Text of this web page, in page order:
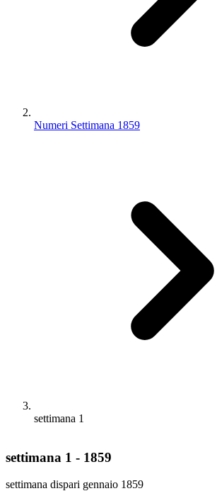
Numeri Settimana 1859
settimana 1
settimana 1 - 1859
settimana dispari gennaio 1859